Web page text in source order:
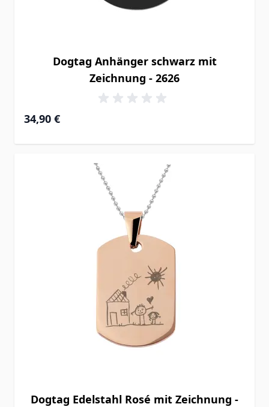
Dogtag Anhänger schwarz mit
Zeichnung - 2626
34,90 €
Dogtag Edelstahl Rosé mit Zeichnung -